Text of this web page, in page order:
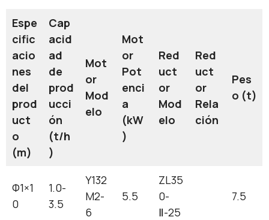
Espe
cific
acio
nes
del
prod
uct
o
(m)
Cap
acid
ad
de
prod
ucci
ón
(t/h
)
Mot
or
Mod
elo
Mot
or
Pot
enci
a
(kW
)
Red
uct
or
Mod
elo
Red
uct
or
Rela
ción
Pes
o (t)
Ф1×1
0
1.0-
3.5
Y132
M2-
6
5.5
ZL35
0-
Ⅱ-25
7.5